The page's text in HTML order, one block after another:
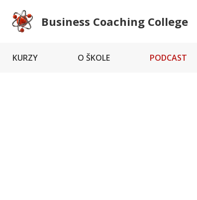
Business Coaching College
KURZY O ŠKOLE PODCAST